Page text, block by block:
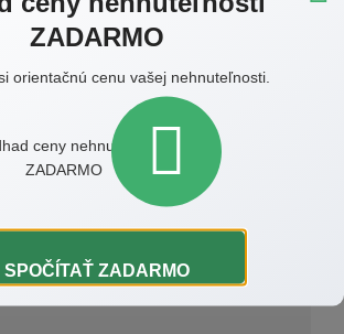
o nových trendoch ponuky
ZADARMO
orientačnú cenu vašej nehnuteľnosti.
SPOČÍTAŤ ZADARMO